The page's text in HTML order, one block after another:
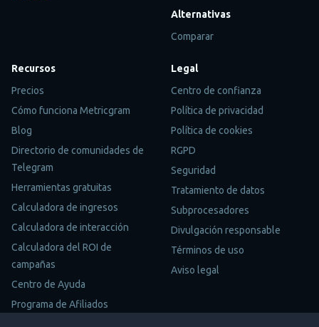
Alternativas
Comparar
Recursos
Precios
Cómo funciona Metricgram
Blog
Directorio de comunidades de
Telegram
Herramientas gratuitas
Calculadora de ingresos
Calculadora de interacción
Calculadora del ROI de
campañas
Centro de Ayuda
Programa de Afiliados
Legal
Centro de confianza
Política de privacidad
Política de cookies
RGPD
Seguridad
Tratamiento de datos
Subprocesadores
Divulgación responsable
Términos de uso
Aviso legal